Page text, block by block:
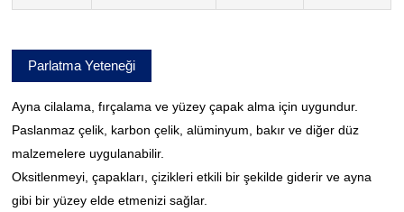
Parlatma Yeteneği
Ayna cilalama, fırçalama ve yüzey çapak alma için uygundur.
Paslanmaz çelik, karbon çelik, alüminyum, bakır ve diğer düz
malzemelere uygulanabilir.
Oksitlenmeyi, çapakları, çizikleri etkili bir şekilde giderir ve ayna
gibi bir yüzey elde etmenizi sağlar.